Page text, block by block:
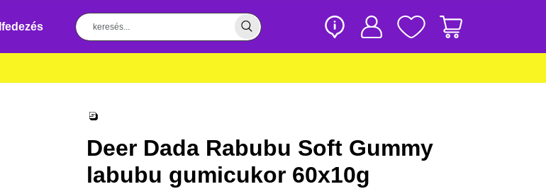
Deer Dada Rabubu Soft Gummy
labubu gumicukor 60x10g